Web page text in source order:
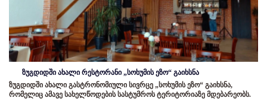
ზუგდიდში ახალი რესტორანი „სოხუმის ეზო“ გაიხსნა
ზუგდიდში ახალი გასტრონომიული სივრცე „სოხუმის ეზო“ გაიხსნა,
რომელიც ამავე სახელწოდების სასტუმროს ტერიტორიაზე მდებარეობს.